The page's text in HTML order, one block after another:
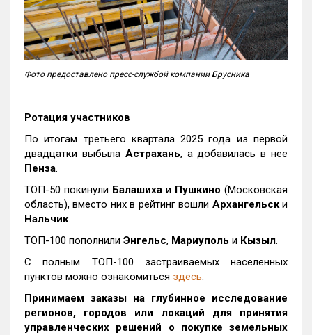
Фото предоставлено пресс-службой компании Брусника
Ротация участников
По итогам третьего квартала 2025 года из первой
двадцатки выбыла Астрахань, а добавилась в нее
Пенза.
ТОП-50 покинули Балашиха и Пушкино (Московская
область), вместо них в рейтинг вошли Архангельски
Нальчик.
ТОП-100 пополнили Энгельс, Мариуполь и Кызыл.
С полным ТОП-100 застраиваемых населенных
пунктов можно ознакомиться здесь.
Принимаем заказы на глубинное исследование
регионов, городов или локаций для принятия
управленческих решений о покупке земельных